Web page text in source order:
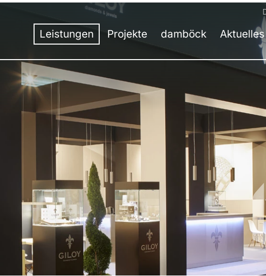
Leistungen
Übersicht
Messebau
Messedesign
Besucherstromanalyse
Virtuelle Räume
Hybrid-Kommunikation
Events | Veranstaltungen
Projekte
Messe
Event
Innenausbau
Digital
damböck
50 Jahre atelier damböck
Umweltbewusstsein
Auszeichnungen
Aktuelles
Aktuelle
Jobs
Newsletter
Kontaktformular
Hauptsitz Neufinsing
Standort Kassel
Standort Rosenheim
Standort Passau
Standort Berlin
Standort Trochtelfingen
Standort Linz | AT
Standort Salzburg | AT
Standort Mailand | IT
Standort Shanghai |